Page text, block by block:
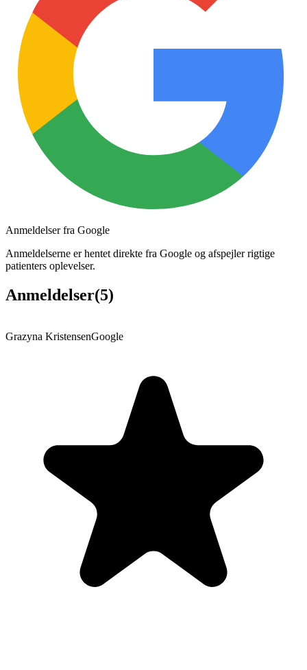
Anmeldelser fra Google
Anmeldelserne er hentet direkte fra Google og afspejler rigtige
patienters oplevelser.
Anmeldelser(5)